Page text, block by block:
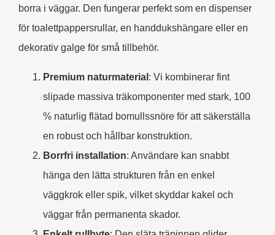
borra i väggar. Den fungerar perfekt som en dispenser
för toalettpappersrullar, en handdukshängare eller en
dekorativ galge för små tillbehör.
Premium naturmaterial : Vi kombinerar fint
slipade massiva träkomponenter med stark, 100
% naturlig flätad bomullssnöre för att säkerställa
en robust och hållbar konstruktion.
Borrfri installation: Användare kan snabbt
hänga den lätta strukturen från en enkel
väggkrok eller spik, vilket skyddar kakel och
väggar från permanenta skador.